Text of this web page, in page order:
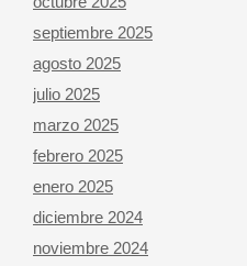
septiembre 2025
agosto 2025
julio 2025
marzo 2025
febrero 2025
enero 2025
diciembre 2024
noviembre 2024